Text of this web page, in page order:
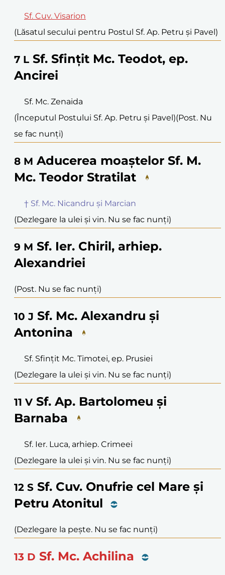
Sf. Cuv. Visarion
(Lăsatul secului pentru Postul Sf. Ap. Petru și Pavel)
7 L Sf. Sfințit Mc. Teodot, ep.
Ancirei
Sf. Mc. Zenaida
(Începutul Postului Sf. Ap. Petru și Pavel)(Post. Nu
se fac nunți)
8 M Aducerea moaștelor Sf. M.
Mc. Teodor Stratilat
† Sf. Mc. Nicandru și Marcian
(Dezlegare la ulei și vin. Nu se fac nunți)
9 M Sf. Ier. Chiril, arhiep.
Alexandriei
(Post. Nu se fac nunți)
10 J Sf. Mc. Alexandru și
Antonina
Sf. Sfințit Mc. Timotei, ep. Prusiei
(Dezlegare la ulei și vin. Nu se fac nunți)
11 V Sf. Ap. Bartolomeu și
Barnaba
Sf. Ier. Luca, arhiep. Crimeei
(Dezlegare la ulei și vin. Nu se fac nunți)
12 S Sf. Cuv. Onufrie cel Mare și
Petru Atonitul
(Dezlegare la pește. Nu se fac nunți)
13 D Sf. Mc. Achilina